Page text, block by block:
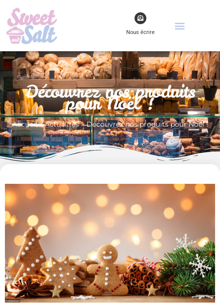
Nous écrire
Découvrez nos produits
pour Noël !
Accueil»Actualités»Découvrez nos produits pour Noël !